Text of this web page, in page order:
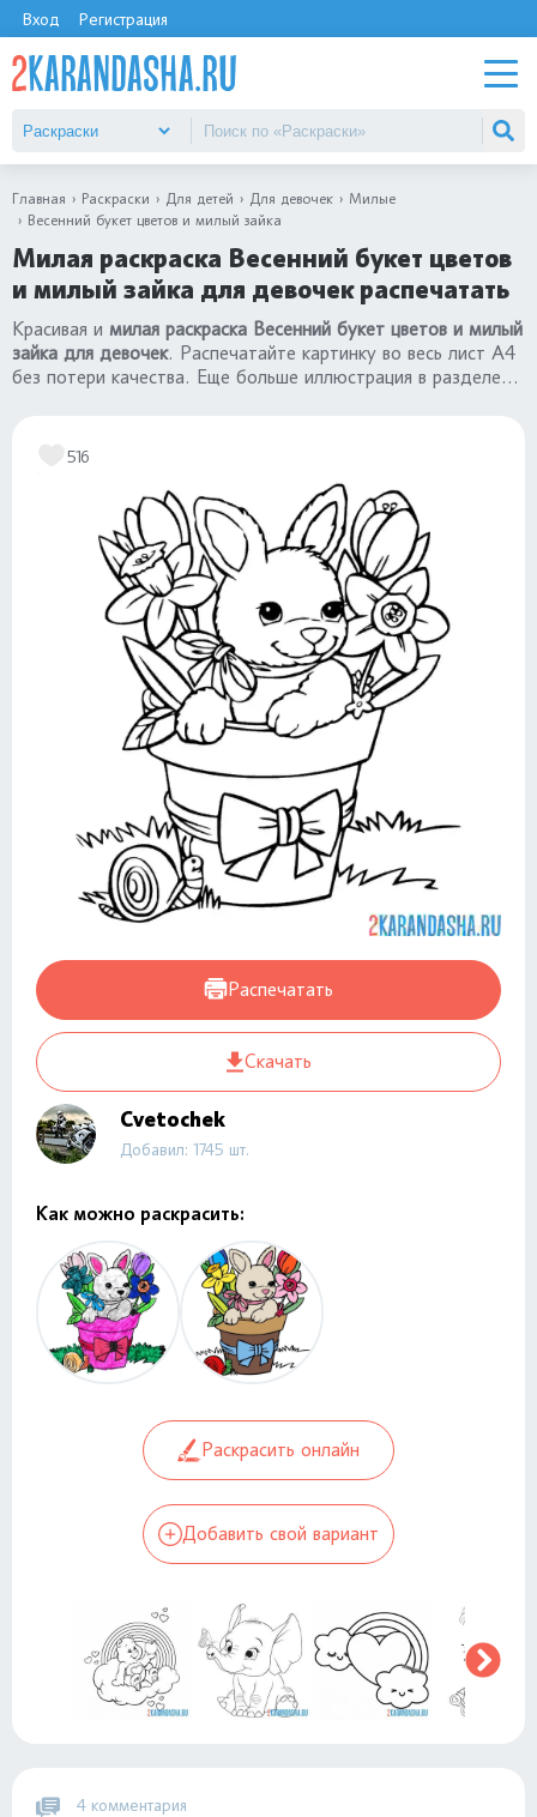
Вход Регистрация
Главная Раскраски Для детей Для девочек
Милые
Весенний букет цветов и милый зайка
Милая раскраска Весенний букет цветов
и милый зайка для девочек распечатать
Красивая и милая раскраска Весенний букет цветов и милый
зайка для девочек. Распечатайте картинку во весь лист А4
без потери качества. Еще больше иллюстрация в разделе
516
Распечатать
Скачать
Cvetochek
Добавил: 1745 шт.
Как можно раскрасить:
Раскрасить онлайн
Добавить свой вариант
4 комментария